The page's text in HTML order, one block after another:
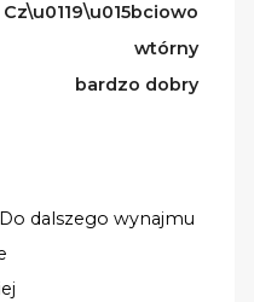
Cz\u0119\u015bciowo
wtórny
bardzo dobry
Do dalszego wynajmu